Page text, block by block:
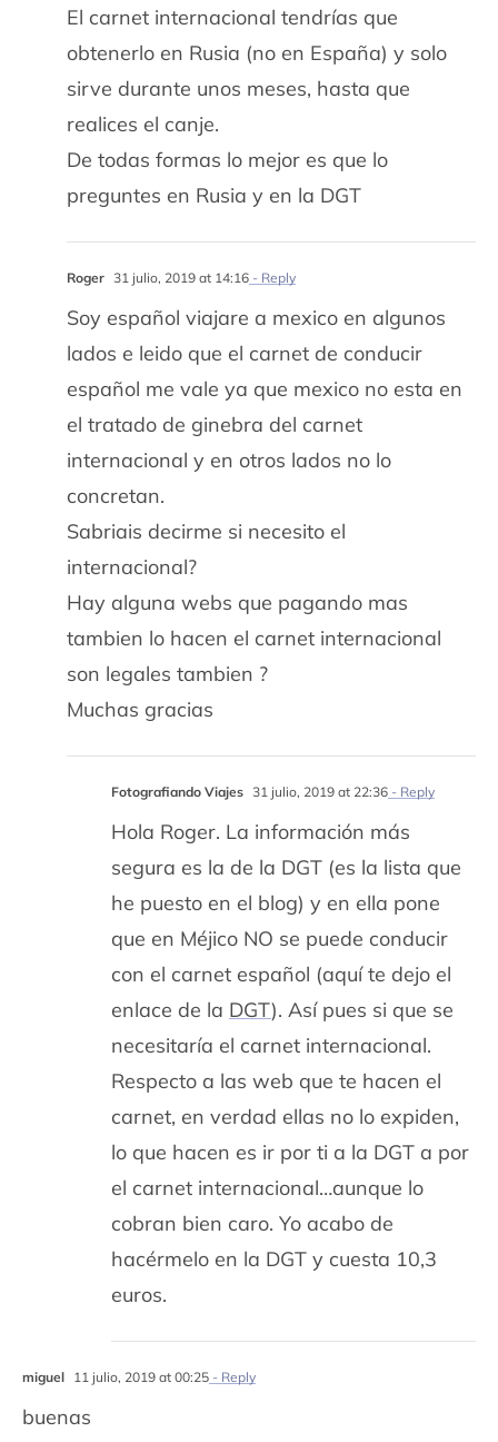
El carnet internacional tendrías que
obtenerlo en Rusia (no en España) y solo
sirve durante unos meses, hasta que
realices el canje.
De todas formas lo mejor es que lo
preguntes en Rusia y en la DGT
Roger 31 julio, 2019 at 14:16- Reply
Soy español viajare a mexico en algunos
lados e leido que el carnet de conducir
español me vale ya que mexico no esta en
el tratado de ginebra del carnet
internacional y en otros lados no lo
concretan.
Sabriais decirme si necesito el
internacional?
Hay alguna webs que pagando mas
tambien lo hacen el carnet internacional
son legales tambien ?
Muchas gracias
Fotografiando Viajes 31 julio, 2019 at 22:36- Reply
Hola Roger. La información más
segura es la de la DGT (es la lista que
he puesto en el blog) y en ella pone
que en Méjico NO se puede conducir
con el carnet español (aquí te dejo el
enlace de la DGT). Así pues si que se
necesitaría el carnet internacional.
Respecto a las web que te hacen el
carnet, en verdad ellas no lo expiden,
lo que hacen es ir por ti a la DGT a por
el carnet internacional…aunque lo
cobran bien caro. Yo acabo de
hacérmelo en la DGT y cuesta 10,3
euros.
miguel 11 julio, 2019 at 00:25- Reply
buenas